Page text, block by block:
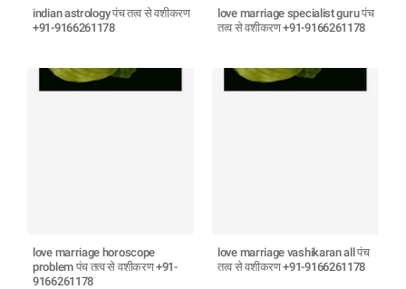
indian astrology पंच तत्व से वशीकरण
+91-9166261178
love marriage specialist guru पंच
तत्व से वशीकरण +91-9166261178
love marriage horoscope
problem पंच तत्व से वशीकरण +91-
9166261178
love marriage vashikaran all पंच
तत्व से वशीकरण +91-9166261178